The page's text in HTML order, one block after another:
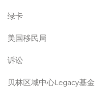
绿卡
美国移民局
诉讼
贝林区域中心Legacy基金